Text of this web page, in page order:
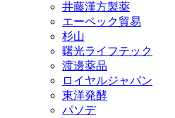
井藤漢方製薬
エーペック貿易
杉山
曙光ライフテック
渡邊薬品
ロイヤルジャパン
東洋発酵
パソデ